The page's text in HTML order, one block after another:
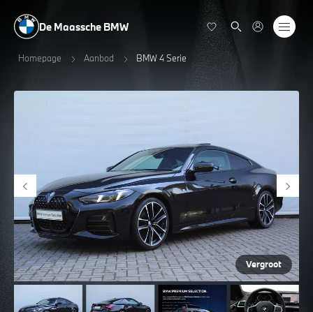
De Maassche BMW
Homepage Aanbod BMW 4 Serie
Vergroot